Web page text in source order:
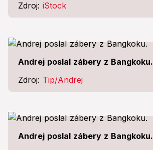
Zdroj: iStock
Andrej poslal zábery z Bangkoku.
Zdroj: Tip/Andrej
Andrej poslal zábery z Bangkoku.